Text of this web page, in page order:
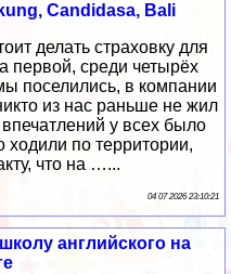
Candidasa, Bali
делать страховку для
первой, среди четырёх
поселились, в компании
из нас раньше не жил
у всех было
по территории,
что на …...
04 07 2026 23:10:21
английского на